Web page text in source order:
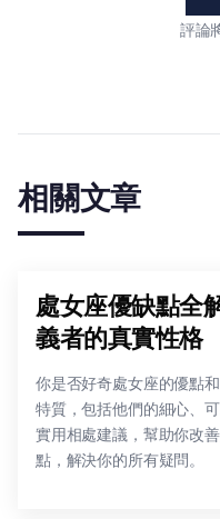
評論
相關文章
處女座優缺點全
義者的真實性格
你是否好奇處女座的優點
特質，包括他們的細心、
實用相處建議，幫助你改
點，解決你的所有疑問。